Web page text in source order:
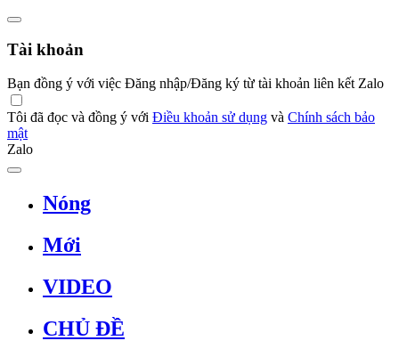
Tài khoản
Bạn đồng ý với việc Đăng nhập/Đăng ký từ tài khoản liên kết Zalo
Tôi đã đọc và đồng ý với Điều khoản sử dụng và Chính sách bảo
mật
Zalo
Nóng
Mới
VIDEO
CHỦ ĐỀ